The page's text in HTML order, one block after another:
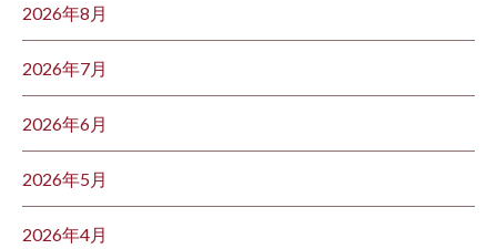
2026年8月
2026年7月
2026年6月
2026年5月
2026年4月